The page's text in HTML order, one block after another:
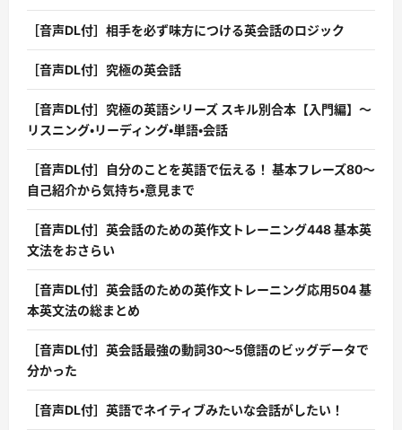
［音声DL付］相手を必ず味方につける英会話のロジック
［音声DL付］究極の英会話
［音声DL付］究極の英語シリーズ スキル別合本【入門編】〜
リスニング・リーディング・単語・会話
［音声DL付］自分のことを英語で伝える！ 基本フレーズ80〜
自己紹介から気持ち・意見まで
［音声DL付］英会話のための英作文トレーニング448 基本英
文法をおさらい
［音声DL付］英会話のための英作文トレーニング応用504 基
本英文法の総まとめ
［音声DL付］英会話最強の動詞30〜5億語のビッグデータで
分かった
［音声DL付］英語でネイティブみたいな会話がしたい！